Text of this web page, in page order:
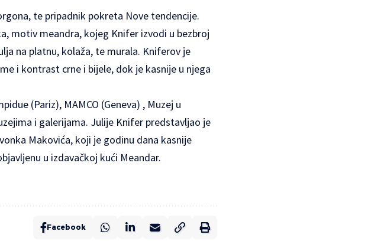
te pripadnik pokreta Nove tendencije.
motiv meandra, kojeg Knifer izvodi u bezbroj
na platnu, kolaža, te murala. Kniferov je
i kontrast crne i bijele, dok je kasnije u njega
(Pariz), MAMCO (Geneva) , Muzej u
i galerijama. Julije Knifer predstavljao je
Makovića, koji je godinu dana kasnije
u izdavačkoj kući Meandar.
Facebook